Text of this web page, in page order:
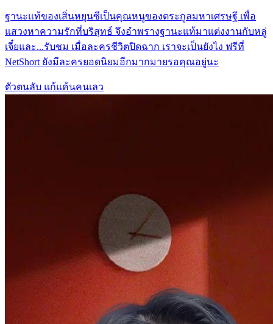
ฐานะแท้ของเสิ่นหยุนซีเป็นคุณหนูของตระกูลมหาเศรษฐี เพื่อ
แสวงหาความรักที่บริสุทธ์ จึงอำพรางฐานะแท้มาแต่งงานกับหลู่
เจี๋ยและ...รับชม เมื่อละครชีวิตปิดฉาก เราจะเป็นยังไง ฟรีที่
NetShort ยังมีละครยอดนิยมอีกมากมายรอคุณอยู่นะ
ตัวตนลับ แก้แค้นคนเลว